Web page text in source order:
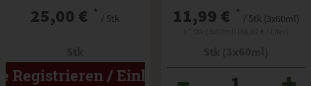
25,00 € * / Stk
Registrieren / Einloggen
11,99 € * / Stk (3x60ml)